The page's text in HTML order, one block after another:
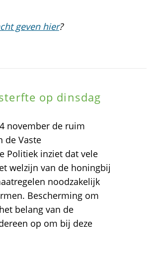
geven hier?
op dinsdag
november de ruim
de Vaste
Politiek inziet dat vele
welzijn van de honingbij
noodzakelijk
Bescherming om
belang van de
op om bij deze